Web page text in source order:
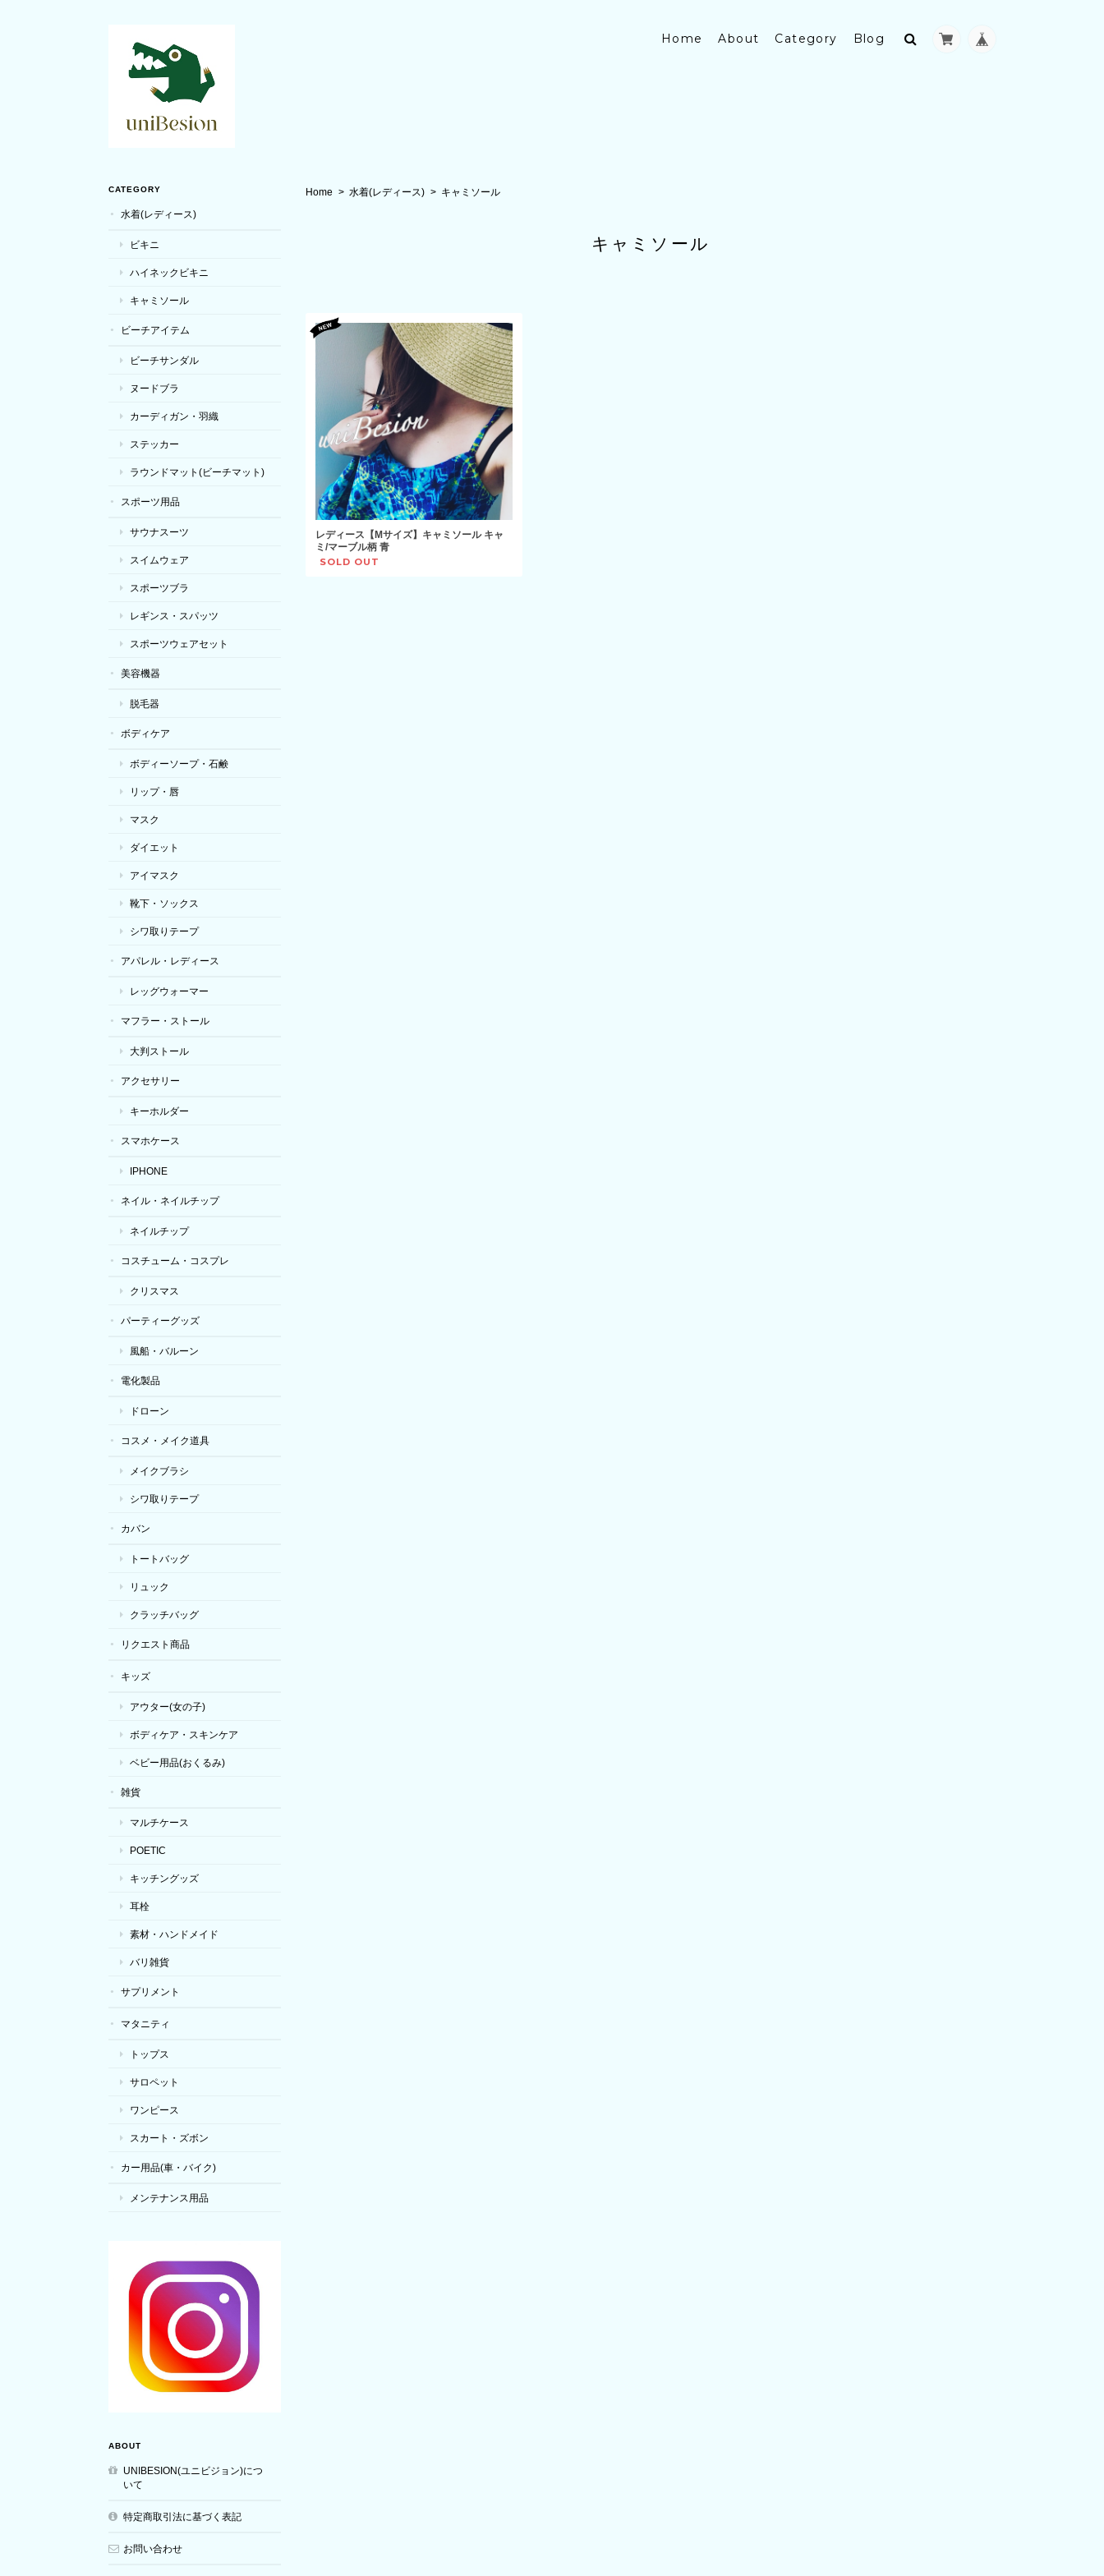
Home About Category Blog
Home 水着(レディース) キャミソール
キャミソール
レディース【Mサイズ】キャミソール キャ
ミ/マーブル柄 青
SOLD OUT
CATEGORY
水着(レディース)
ビキニ
ハイネックビキニ
キャミソール
ビーチアイテム
ビーチサンダル
ヌードブラ
カーディガン・羽織
ステッカー
ラウンドマット(ビーチマット)
スポーツ用品
サウナスーツ
スイムウェア
スポーツブラ
レギンス・スパッツ
スポーツウェアセット
美容機器
脱毛器
ボディケア
ボディーソープ・石鹸
リップ・唇
マスク
ダイエット
アイマスク
靴下・ソックス
シワ取りテープ
アパレル・レディース
レッグウォーマー
マフラー・ストール
大判ストール
アクセサリー
キーホルダー
スマホケース
IPHONE
ネイル・ネイルチップ
ネイルチップ
コスチューム・コスプレ
クリスマス
パーティーグッズ
風船・バルーン
電化製品
ドローン
コスメ・メイク道具
メイクブラシ
シワ取りテープ
カバン
トートバッグ
リュック
クラッチバッグ
リクエスト商品
キッズ
アウター(女の子)
ボディケア・スキンケア
ベビー用品(おくるみ)
雑貨
マルチケース
POETIC
キッチングッズ
耳栓
素材・ハンドメイド
バリ雑貨
サプリメント
マタニティ
トップス
サロペット
ワンピース
スカート・ズボン
カー用品(車・バイク)
メンテナンス用品
ABOUT
UNIBESION(ユニビジョン)につ
いて
特定商取引法に基づく表記
お問い合わせ